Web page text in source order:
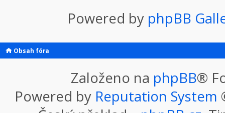
Powered by phpBB
Obsah fóra
Založeno na phpBB®
Powered by Reputation System